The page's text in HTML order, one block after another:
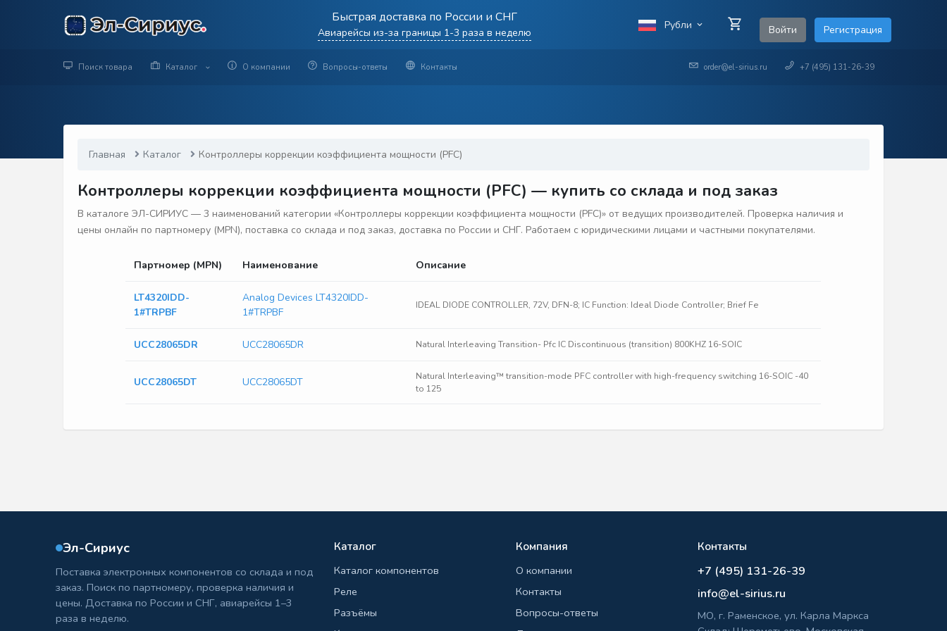
Быстрая доставка по России и СНГ
Авиарейсы из-за границы 1-3 раза в неделю
Рубли Войти Регистрация
Поиск товара Каталог О компании Вопросы-ответы Контакты order@el-sirius.ru +7 (495) 131-26-39
Главная Каталог Контроллеры коррекции коэффициента мощности (PFC)
Контроллеры коррекции коэффициента мощности (PFC) — купить со склада и под заказ
В каталоге ЭЛ-СИРИУС — 3 наименований категории «Контроллеры коррекции коэффициента мощности (PFC)» от ведущих производителей. Проверка наличия и
цены онлайн по партномеру (MPN), поставка со склада и под заказ, доставка по России и СНГ. Работаем с юридическими лицами и частными покупателями.
Партномер (MPN) Наименование Описание
LT4320IDD-
1#TRPBF
Analog Devices LT4320IDD-
1#TRPBF
IDEAL DIODE CONTROLLER, 72V, DFN-8; IC Function: Ideal Diode Controller; Brief Fe
UCC28065DR UCC28065DR Natural Interleaving Transition- Pfc IC Discontinuous (transition) 800KHZ 16-SOIC
UCC28065DT UCC28065DT
Natural Interleaving™ transition-mode PFC controller with high-frequency switching 16-SOIC -40
to 125
Эл-Сириус
Поставка электронных компонентов со склада и под
заказ. Поиск по партномеру, проверка наличия и
цены. Доставка по России и СНГ, авиарейсы 1–3
раза в неделю.
Каталог
Каталог компонентов
Реле
Разъёмы
Компания
О компании
Контакты
Вопросы-ответы
Контакты
+7 (495) 131-26-39
info@el-sirius.ru
МО, г. Раменское, ул. Карла Маркса